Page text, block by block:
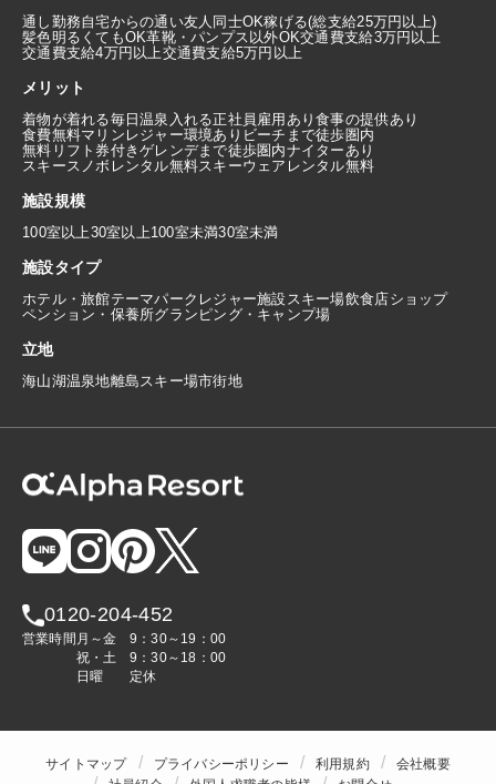
通し勤務自宅からの通い友人同士OK稼げる(総支給25万円以上)
髪色明るくてもOK革靴・パンプス以外OK交通費支給3万円以上
交通費支給4万円以上交通費支給5万円以上
メリット
着物が着れる毎日温泉入れる正社員雇用あり食事の提供あり
食費無料マリンレジャー環境あり ビーチまで徒歩圏内
無料リフト券付きゲレンデまで徒歩圏内ナイターあり
スキースノボレンタル無料スキーウェアレンタル無料
施設規模
100室以上30室以上100室未満30室未満
施設タイプ
ホテル・旅館テーマパーク レジャー施設 スキー場飲食店ショップ
ペンション・保養所グランピング・キャンプ場
立地
海山湖温泉地離島 スキー場市街地
0120-204-452
営業時間 月～金
9：30～19：00
祝・土
9：30～18：00
日曜
定休
サイトマップ プライバシーポリシー 利用規約
会社概要